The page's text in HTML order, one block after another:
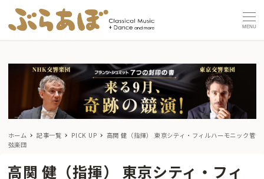
MENU
ホーム 記事一覧 PICK UP
高関 健（指揮） 東京シティ・フィルハーモニック管
弦楽団
高関 健（指揮） 東京シティ・フィ